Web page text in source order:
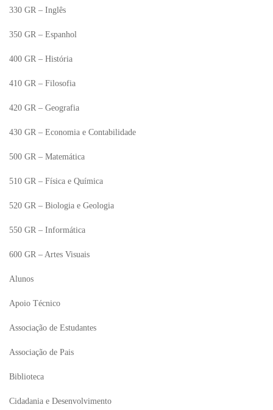
330 GR – Inglês
350 GR – Espanhol
400 GR – História
410 GR – Filosofia
420 GR – Geografia
430 GR – Economia e Contabilidade
500 GR – Matemática
510 GR – Física e Química
520 GR – Biologia e Geologia
550 GR – Informática
600 GR – Artes Visuais
Alunos
Apoio Técnico
Associação de Estudantes
Associação de Pais
Biblioteca
Cidadania e Desenvolvimento